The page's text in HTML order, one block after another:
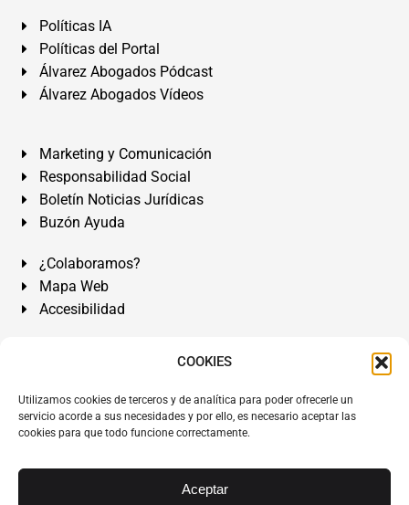
COOKIES
Utilizamos cookies de terceros y de analítica para poder ofrecerle un
servicio acorde a sus necesidades y por ello, es necesario aceptar las
cookies para que todo funcione correctamente.
Aceptar
Políticas IA
Políticas del Portal
Álvarez Abogados Pódcast
Álvarez Abogados Vídeos
Marketing y Comunicación
Responsabilidad Social
Boletín Noticias Jurídicas
Buzón Ayuda
¿Colaboramos?
Mapa Web
Accesibilidad
Álvarez Abogados Tenerife:Calle Teobaldo Power Nº 7,
de Tenerife. Islas Canarias.
Somos Abogados especialistas del Derecho desde 1954.
Tenerife Sur .Mejores Abogados Tenerife